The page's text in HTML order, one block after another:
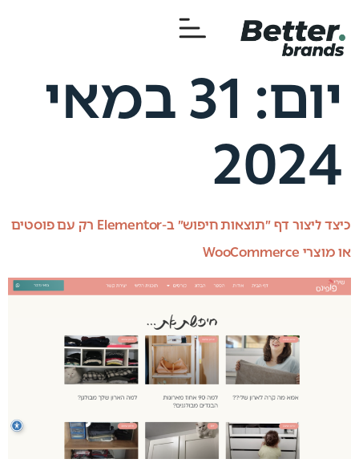
יום:
31 במאי
2024
כיצד ליצור דף ״תוצאות חיפוש״ ב-Elementor רק עם פוסטים
או מוצרי WooCommerce